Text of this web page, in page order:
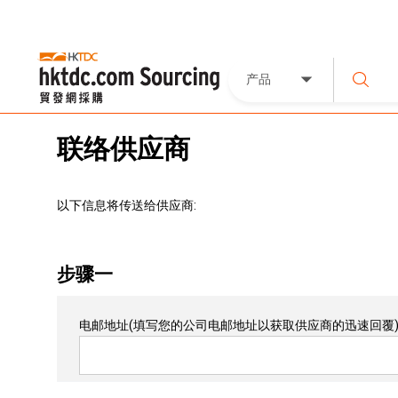
产品
联络供应商
以下信息将传送给供应商:
步骤一
电邮地址(填写您的公司电邮地址以获取供应商的迅速回覆)